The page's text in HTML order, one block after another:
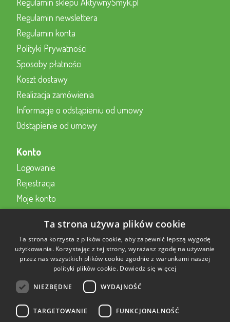
Regulamin sklepu AktywnySmyk.pl
Regulamin newslettera
Regulamin konta
Polityki Prywatności
Sposoby płatności
Koszt dostawy
Realizacja zamówienia
Informacje o odstąpieniu od umowy
Odstąpienie od umowy
Konto
Logowanie
Rejestracja
Moje konto
Kontakt
Formularz kontaktowy online
22 230 2343
sklep@aktywnysmyk.pl
Ta strona używa plików cookie
Ta strona korzysta z plików cookie, aby zapewnić lepszą wygodę
użytkowania. Korzystając z tej strony, wyrażasz zgodę na używanie
przez nas wszystkich plików cookie zgodnie z warunkami naszej
polityki plików cookie. Dowiedz się więcej
NIEZBĘDNE WYDAJNOŚĆ
TARGETOWANIE FUNKCJONALNOŚĆ